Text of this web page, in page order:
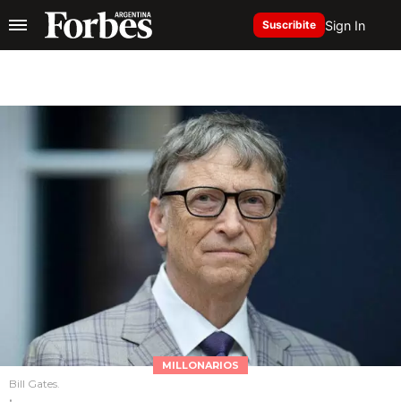
Suscribite Sign In
MILLONARIOS
Bill Gates.
.